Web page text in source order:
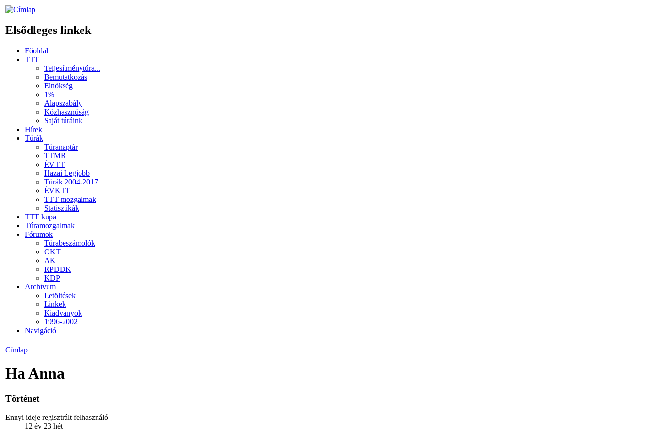
Elsődleges linkek
Főoldal
TTT
Teljesítménytúra...
Bemutatkozás
Elnökség
1%
Alapszabály
Közhasznúság
Saját túráink
Hírek
Túrák
Túranaptár
TTMR
ÉVTT
Hazai Legjobb
Túrák 2004-2017
ÉVKTT
TTT mozgalmak
Statisztikák
TTT kupa
Túramozgalmak
Fórumok
Túrabeszámolók
OKT
AK
RPDDK
KDP
Archívum
Letöltések
Linkek
Kiadványok
1996-2002
Navigáció
Címlap
Ha Anna
Történet
Ennyi ideje regisztrált felhasználó
12 év 23 hét